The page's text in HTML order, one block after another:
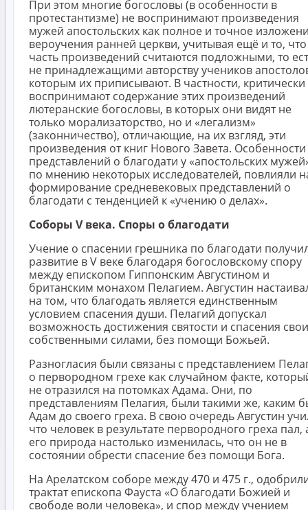
При этом многие богословы (в особенности в
протестантизме) не воспринимают произведения
мужей апостольских как полное и точное
вероучения ранней церкви, учитывая ещё и то, что
часть произведений считаются подложными, то
не принадлежащими авторству учеников
которым их приписывают. В частности, критически
воспринимают содержание этих произведений
лютеранские богословы, в которых они видят не
только морализаторство, но и «легализм»
(законничество), отличающие, на их взгляд, эти
произведения от книг Нового Завета. Особенности
представлений о благодати у «апостольских
по мнению некоторых исследователей, повлияли
формирование средневековых представлений о
благодати с тенденцией к «учению о делах».
Соборы V века. Споры о благодати
Учение о спасении грешника по благодати
развитие в V веке благодаря богословскому спору
между епископом Гиппонским Августином и
британским монахом Пелагием. Августин
на том, что благодать является единственным
условием спасения души. Пелагий допускал
возможность достижения святости и спасения
собственными силами, без помощи Божьей.
Разногласия были связаны с представлением
о первородном грехе как случайном факте,
не отразился на потомках Адама. Они, по
представлениям Пелагия, были такими же, каким
Адам до своего греха. В свою очередь Августин
что человек в результате первородного греха пал,
его природа настолько изменилась, что он не в
состоянии обрести спасение без помощи Бога.
На Арелатском соборе между 470 и 475 г.,
трактат епископа Фауста «О благодати Божией и
свободе воли человека», и спор между учением